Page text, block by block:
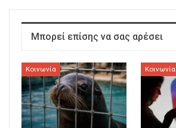
Μπορεί επίσης να σας αρέσει
Κοινωνία Κοινωνία